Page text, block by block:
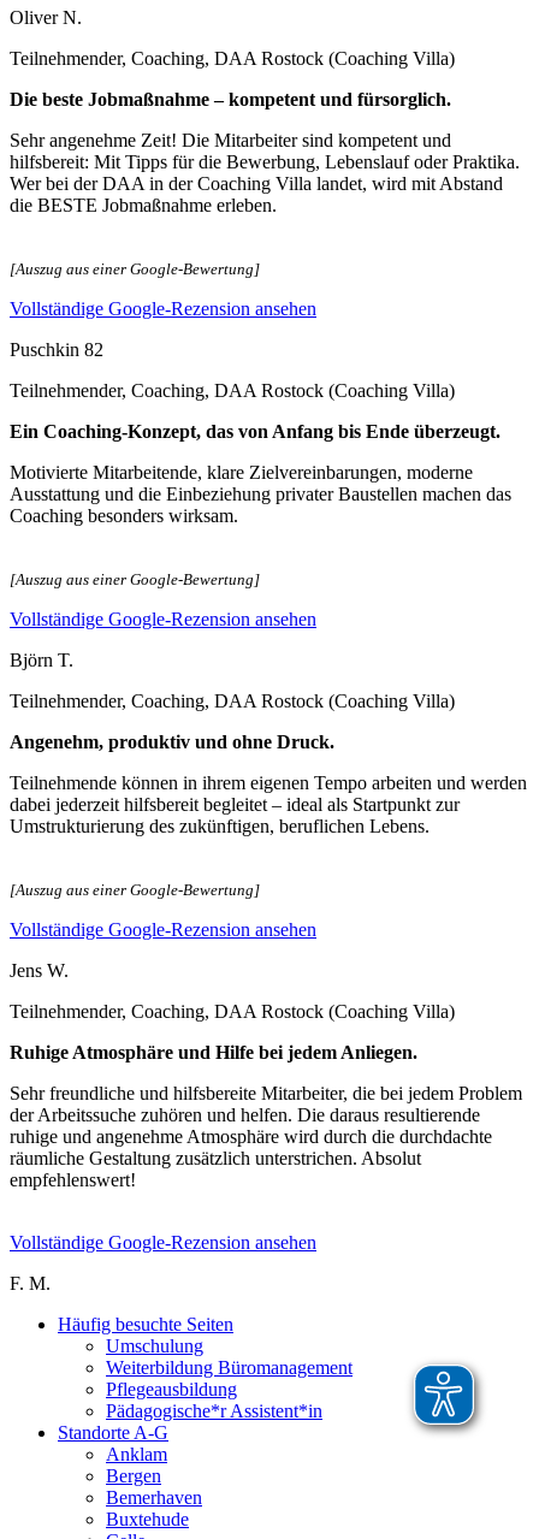
Oliver N.
Teilnehmender, Coaching, DAA Rostock (Coaching Villa)
Die beste Jobmaßnahme – kompetent und fürsorglich.
Sehr angenehme Zeit! Die Mitarbeiter sind kompetent und
hilfsbereit: Mit Tipps für die Bewerbung, Lebenslauf oder Praktika.
Wer bei der DAA in der Coaching Villa landet, wird mit Abstand
die BESTE Jobmaßnahme erleben.
[Auszug aus einer Google-Bewertung]
Vollständige Google-Rezension ansehen
Puschkin 82
Teilnehmender, Coaching, DAA Rostock (Coaching Villa)
Ein Coaching‑Konzept, das von Anfang bis Ende überzeugt.
Motivierte Mitarbeitende, klare Zielvereinbarungen, moderne
Ausstattung und die Einbeziehung privater Baustellen machen das
Coaching besonders wirksam.
[Auszug aus einer Google-Bewertung]
Vollständige Google-Rezension ansehen
Björn T.
Teilnehmender, Coaching, DAA Rostock (Coaching Villa)
Angenehm, produktiv und ohne Druck.
Teilnehmende können in ihrem eigenen Tempo arbeiten und werden
dabei jederzeit hilfsbereit begleitet – ideal als Startpunkt zur
Umstrukturierung des zukünftigen, beruflichen Lebens.
[Auszug aus einer Google-Bewertung]
Vollständige Google-Rezension ansehen
Jens W.
Teilnehmender, Coaching, DAA Rostock (Coaching Villa)
Ruhige Atmosphäre und Hilfe bei jedem Anliegen.
Sehr freundliche und hilfsbereite Mitarbeiter, die bei jedem Problem
der Arbeitssuche zuhören und helfen. Die daraus resultierende
ruhige und angenehme Atmosphäre wird durch die durchdachte
räumliche Gestaltung zusätzlich unterstrichen. Absolut
empfehlenswert!
Vollständige Google-Rezension ansehen
F. M.
Häufig besuchte Seiten
Umschulung
Weiterbildung Büromanagement
Pflegeausbildung
Pädagogische*r Assistent*in
Standorte A-G
Anklam
Bergen
Bemerhaven
Buxtehude